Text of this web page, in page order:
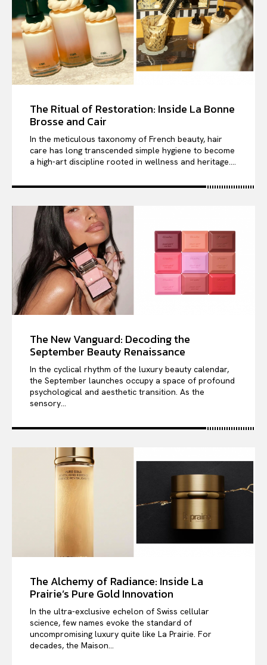
The Ritual of Restoration: Inside La Bonne
Brosse and Cair
In the meticulous taxonomy of French beauty, hair
care has long transcended simple hygiene to become
a high-art discipline rooted in wellness and heritage....
The New Vanguard: Decoding the
September Beauty Renaissance
In the cyclical rhythm of the luxury beauty calendar,
the September launches occupy a space of profound
psychological and aesthetic transition. As the
sensory...
The Alchemy of Radiance: Inside La
Prairie’s Pure Gold Innovation
In the ultra-exclusive echelon of Swiss cellular
science, few names evoke the standard of
uncompromising luxury quite like La Prairie. For
decades, the Maison...